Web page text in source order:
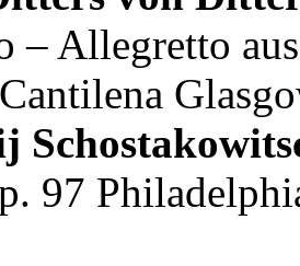
– Allegretto
97